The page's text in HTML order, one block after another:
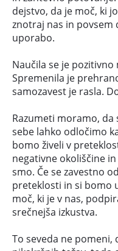
dejstvo, da je moč, ki
znotraj nas in povsem
uporabo.
Naučila se je
Spremenila je
samozavest je rasla.
Razumeti moramo,
sebe lahko odločimo
bomo živeli v
negativne okoliščine
smo. Če se zavestno
preteklosti in si bomo
moč, ki je v nas,
srečnejša izkustva.
To seveda ne